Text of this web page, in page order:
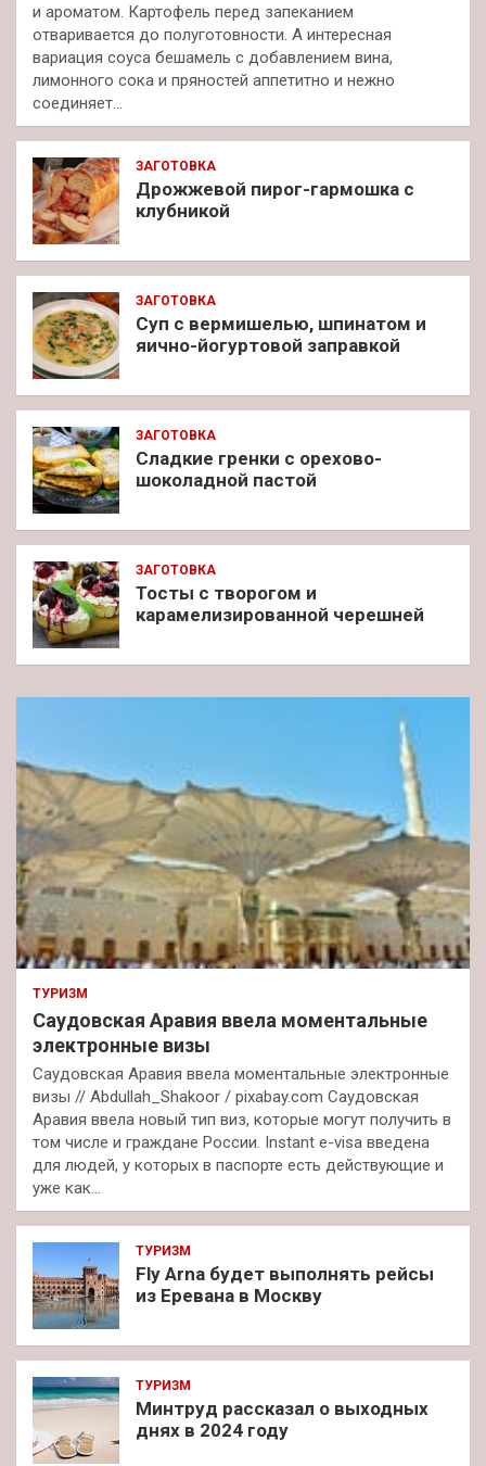
и ароматом. Картофель перед запеканием
отваривается до полуготовности. А интересная
вариация соуса бешамель с добавлением вина,
лимонного сока и пряностей аппетитно и нежно
соединяет…
ЗАГОТОВКА
Дрожжевой пирог-гармошка с
клубникой
ЗАГОТОВКА
Суп с вермишелью, шпинатом и
яично-йогуртовой заправкой
ЗАГОТОВКА
Сладкие гренки с орехово-
шоколадной пастой
ЗАГОТОВКА
Тосты с творогом и
карамелизированной черешней
ТУРИЗМ
Саудовская Аравия ввела моментальные
электронные визы
Саудовская Аравия ввела моментальные электронные
визы // Abdullah_Shakoor / pixabay.com Саудовская
Аравия ввела новый тип виз, которые могут получить в
том числе и граждане России. Instant e-visa введена
для людей, у которых в паспорте есть действующие и
уже как…
ТУРИЗМ
Fly Arna будет выполнять рейсы
из Еревана в Москву
ТУРИЗМ
Минтруд рассказал о выходных
днях в 2024 году